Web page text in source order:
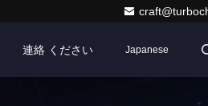
連絡 ください Japanese